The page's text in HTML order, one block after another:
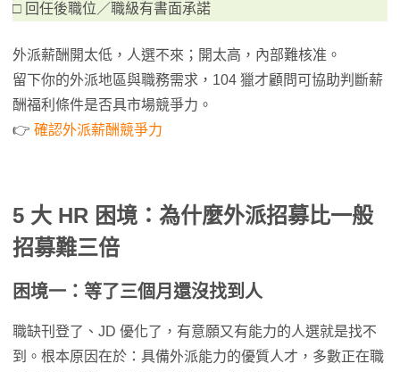
□ 回任後職位／職級有書面承諾
外派薪酬開太低，人選不來；開太高，內部難核准。
留下你的外派地區與職務需求，104 獵才顧問可協助判斷薪
酬福利條件是否具市場競爭力。
👉 確認外派薪酬競爭力
5 大 HR 困境：為什麼外派招募比一般
招募難三倍
困境一：等了三個月還沒找到人
職缺刊登了、JD 優化了，有意願又有能力的人選就是找不
到。根本原因在於：具備外派能力的優質人才，多數正在職